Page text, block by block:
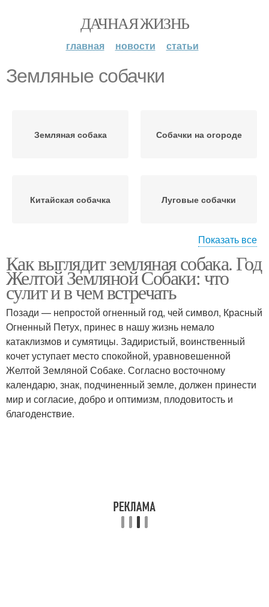
ДАЧНАЯ ЖИЗНЬ
главная новости статьи
Земляные собачки
Земляная собака Собачки на огороде
Китайская собачка Луговые собачки
Полевые собачки Земляные крысы
Собачки на даче Земляная собачка
Собачка на огороде Собачки в огороде
Показать все
Как выглядит земляная собака. Год
Желтой Земляной Собаки: что
сулит и в чем встречать
Позади — непростой огненный год, чей символ, Красный
Огненный Петух, принес в нашу жизнь немало
катаклизмов и сумятицы. Задиристый, воинственный
кочет уступает место спокойной, уравновешенной
Желтой Земляной Собаке. Согласно восточному
календарю, знак, подчиненный земле, должен принести
мир и согласие, добро и оптимизм, плодовитость и
благоденствие.